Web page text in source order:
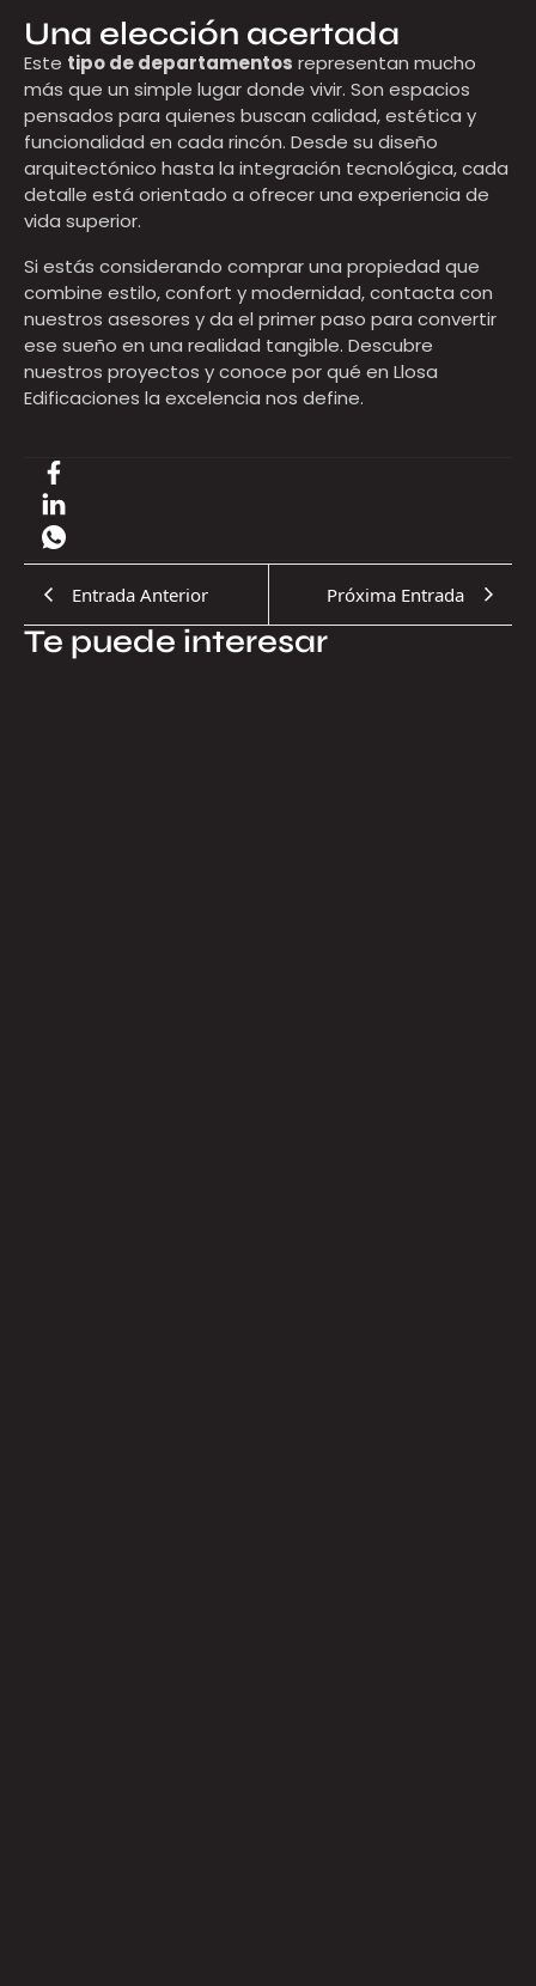
Una elección acertada
Este tipo de departamentos representan mucho
más que un simple lugar donde vivir. Son espacios
pensados para quienes buscan calidad, estética y
funcionalidad en cada rincón. Desde su diseño
arquitectónico hasta la integración tecnológica, cada
detalle está orientado a ofrecer una experiencia de
vida superior.
Si estás considerando comprar una propiedad que
combine estilo, confort y modernidad, contacta con
nuestros asesores y da el primer paso para convertir
ese sueño en una realidad tangible. Descubre
nuestros proyectos y conoce por qué en Llosa
Edificaciones la excelencia nos define.
Entrada Anterior Próxima Entrada
Te puede interesar